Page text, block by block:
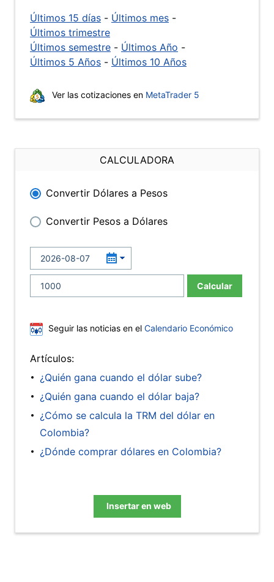
Últimos 15 días - Últimos mes -
Últimos trimestre
Últimos semestre - Últimos Año -
Últimos 5 Años - Últimos 10 Años
Ver las cotizaciones en MetaTrader 5
CALCULADORA
Convertir Dólares a Pesos
Convertir Pesos a Dólares
Calcular
Seguir las noticias en el Calendario Económico
Artículos:
¿Quién gana cuando el dólar sube?
¿Quién gana cuando el dólar baja?
¿Cómo se calcula la TRM del dólar en
Colombia?
¿Dónde comprar dólares en Colombia?
Insertar en web